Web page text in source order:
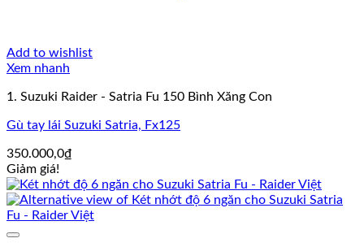
Add to wishlist
Xem nhanh
1. Suzuki Raider - Satria Fu 150 Bình Xăng Con
Gù tay lái Suzuki Satria, Fx125
350.000,0₫
Giảm giá!